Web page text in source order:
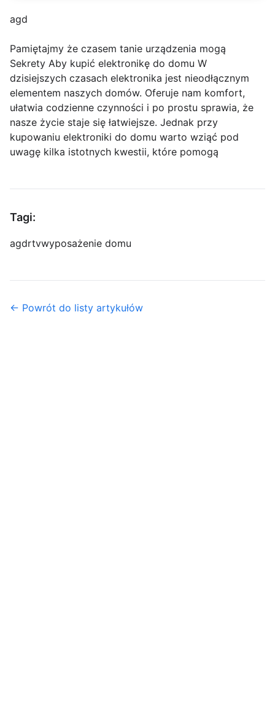
agd
Pamiętajmy że czasem tanie urządzenia mogą
Sekrety Aby kupić elektronikę do domu W
dzisiejszych czasach elektronika jest nieodłącznym
elementem naszych domów. Oferuje nam komfort,
ułatwia codzienne czynności i po prostu sprawia, że
nasze życie staje się łatwiejsze. Jednak przy
kupowaniu elektroniki do domu warto wziąć pod
uwagę kilka istotnych kwestii, które pomogą
Tagi:
agdrtvwyposażenie domu
← Powrót do listy artykułów